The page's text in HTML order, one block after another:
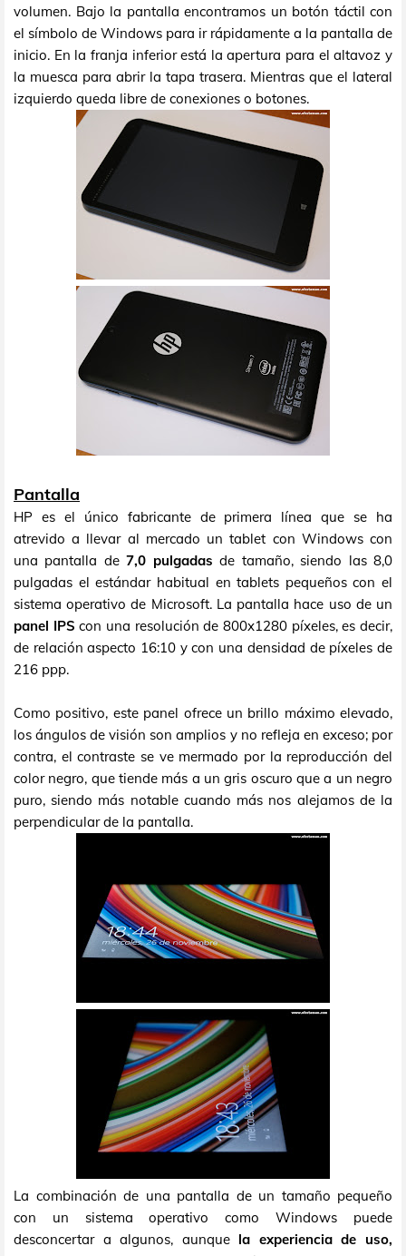
volumen. Bajo la pantalla encontramos un botón táctil con
el símbolo de Windows para ir rápidamente a la pantalla de
inicio. En la franja inferior está la apertura para el altavoz y
la muesca para abrir la tapa trasera. Mientras que el lateral
izquierdo queda libre de conexiones o botones.
Pantalla
HP es el único fabricante de primera línea que se ha
atrevido a llevar al mercado un tablet con Windows con
una pantalla de7,0 pulgadas de tamaño, siendo las 8,0
pulgadas el estándar habitual en tablets pequeños con el
sistema operativo de Microsoft. La pantalla hace uso de un
panel IPS con una resolución de 800x1280 píxeles, es decir,
de relación aspecto 16:10 y con una densidad de píxeles de
216 ppp.
Como positivo, este panel ofrece un brillo máximo elevado,
los ángulos de visión son amplios y no refleja en exceso; por
contra, el contraste se ve mermado por la reproducción del
color negro, que tiende más a un gris oscuro que a un negro
puro, siendo más notable cuando más nos alejamos de la
perpendicular de la pantalla.
La combinación de una pantalla de un tamaño pequeño
con un sistema operativo como Windows puede
desconcertar a algunos, aunque la experiencia de uso,